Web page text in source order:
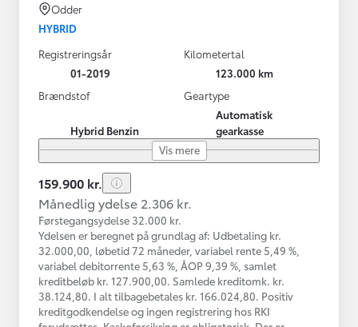
Odder
HYBRID
Registreringsår
01-2019
Kilometertal
123.000 km
Brændstof
Hybrid Benzin
Geartype
Automatisk
gearkasse
Vis mere
159.900 kr.
Månedlig ydelse 2.306 kr.
Førstegangsydelse 32.000 kr.
Ydelsen er beregnet på grundlag af: Udbetaling kr.
32.000,00, løbetid 72 måneder, variabel rente 5,49 %,
variabel debitorrente 5,63 %, ÅOP 9,39 %, samlet
kreditbeløb kr. 127.900,00. Samlede kreditomk. kr.
38.124,80. I alt tilbagebetales kr. 166.024,80. Positiv
kreditgodkendelse og ingen registrering hos RKI